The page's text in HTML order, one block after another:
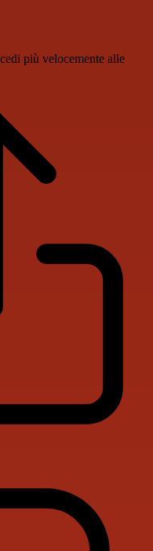
più velocemente alle